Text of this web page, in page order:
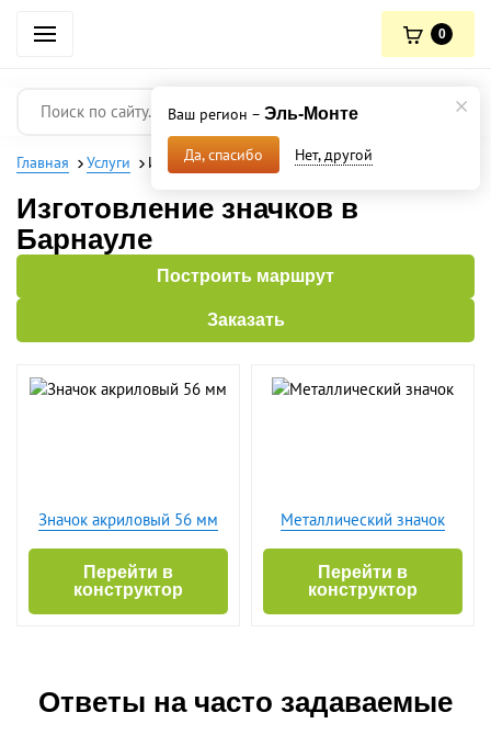
0
Ваш регион – Эль-Монте
Да, спасибо Нет, другой
Главная Услуги Изготовление значков
Изготовление значков в
Барнауле
Построить маршрут
Заказать
Значок акриловый 56 мм
Перейти в
конструктор
Металлический значок
Перейти в
конструктор
Ответы на часто задаваемые